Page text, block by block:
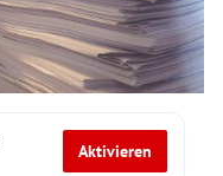
Aktivieren